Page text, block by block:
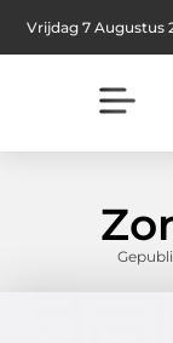
Vrijdag 7 Augustus